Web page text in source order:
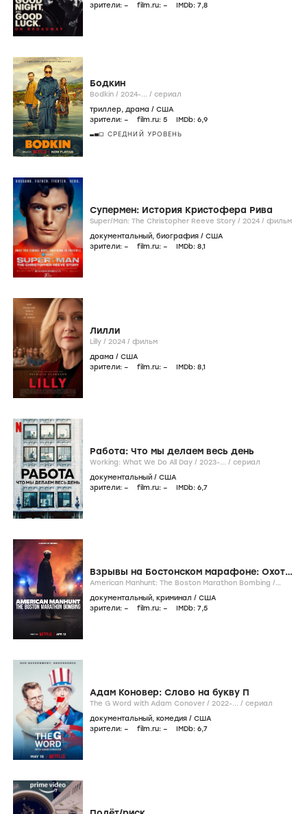
зрители: – film.ru: – IMDb: 7,8
Бодкин
Bodkin / 2024-... / сериал
триллер, драма / США
зрители: – film.ru: 5 IMDb: 6,9
СРЕДНИЙ УРОВЕНЬ
Супермен: История Кристофера Рива
Super/Man: The Christopher Reeve Story / 2024 / фильм
документальный, биография / США
зрители: – film.ru: – IMDb: 8,1
Лилли
Lilly / 2024 / фильм
драма / США
зрители: – film.ru: – IMDb: 8,1
Работа: Что мы делаем весь день
Working: What We Do All Day / 2023-... / сериал
документальный / США
зрители: – film.ru: – IMDb: 6,7
Взрывы на Бостонском марафоне: Охота
на виновников
American Manhunt: The Boston Marathon Bombing /
документальный, криминал / США
зрители: – film.ru: – IMDb: 7,5
Адам Коновер: Слово на букву П
The G Word with Adam Conover / 2022-... / сериал
документальный, комедия / США
зрители: – film.ru: – IMDb: 6,7